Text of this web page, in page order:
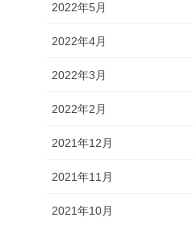
2022年5月
2022年4月
2022年3月
2022年2月
2021年12月
2021年11月
2021年10月